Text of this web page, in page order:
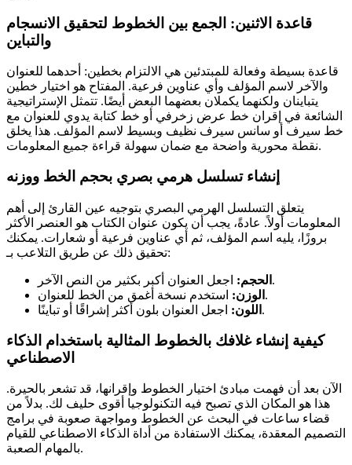
قاعدة الاثنين: الجمع بين الخطوط لتحقيق الانسجام
والتباين
قاعدة بسيطة وفعالة للمبتدئين هي الالتزام بخطين: أحدهما للعنوان
والآخر لاسم المؤلف وأي عناوين فرعية. المفتاح هو اختيار خطين
يتباينان ولكنهما يكملان بعضهما البعض أيضًا. تتمثل الإستراتيجية
الشائعة في إقران خط عرض زخرفي أو خط كتابة يدوي للعنوان مع
خط سيرف أو سانس سيرف نظيف وبسيط لاسم المؤلف. هذا يخلق
نقطة محورية واضحة مع ضمان سهولة قراءة جميع المعلومات.
إنشاء تسلسل هرمي بصري بحجم الخط ووزنه
يتعلق التسلسل الهرمي البصري بتوجيه عين القارئ إلى أهم
المعلومات أولاً. عادةً، يجب أن يكون عنوان الكتاب هو العنصر الأكثر
بروزًا، يليه اسم المؤلف، ثم أي عناوين فرعية أو شعارات. يمكنك
تحقيق ذلك عن طريق التلاعب بـ:
الحجم: اجعل العنوان أكبر بكثير من النص الآخر.
الوزن: استخدم نسخة أغمق من الخط للعنوان.
اللون: اجعل العنوان بلون أكثر إشراقًا أو تباينًا.
كيفية إنشاء غلافك بالخطوط المثالية باستخدام الذكاء
الاصطناعي
الآن بعد أن فهمت مبادئ اختيار الخطوط وإقرانها، قد تشعر بالحيرة.
هذا هو المكان الذي تصبح فيه التكنولوجيا أقوى حليف لك. بدلاً من
قضاء ساعات في البحث عن الخطوط ومواجهة صعوبة في برامج
التصميم المعقدة، يمكنك الاستفادة من أداة الذكاء الاصطناعي للقيام
بالمهام الصعبة.